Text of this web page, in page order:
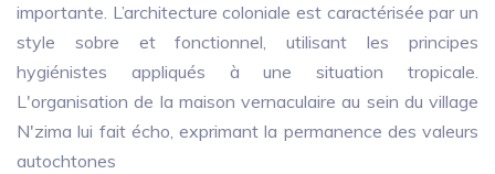
importante. L’architecture coloniale est caractérisée par un
style sobre et fonctionnel, utilisant les principes
hygiénistes appliqués à une situation tropicale.
L'organisation de la maison vernaculaire au sein du village
N'zima lui fait écho, exprimant la permanence des valeurs
autochtones